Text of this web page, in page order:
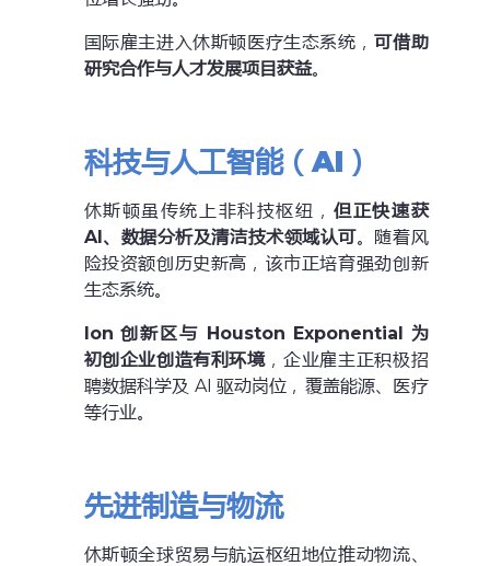
国际雇主进入休斯顿医疗生态系统，可借助
研究合作与人才发展项目获益。
科技与人工智能（AI）
休斯顿虽传统上非科技枢纽，但正快速获
AI、数据分析及清洁技术领域认可。随着风
险投资额创历史新高，该市正培育强劲创新
生态系统。
Ion创新区与 Houston Exponential 为
初创企业创造有利环境，企业雇主正积极招
聘数据科学及 AI 驱动岗位，覆盖能源、医疗
等行业。
先进制造与物流
休斯顿全球贸易与航运枢纽地位推动物流、